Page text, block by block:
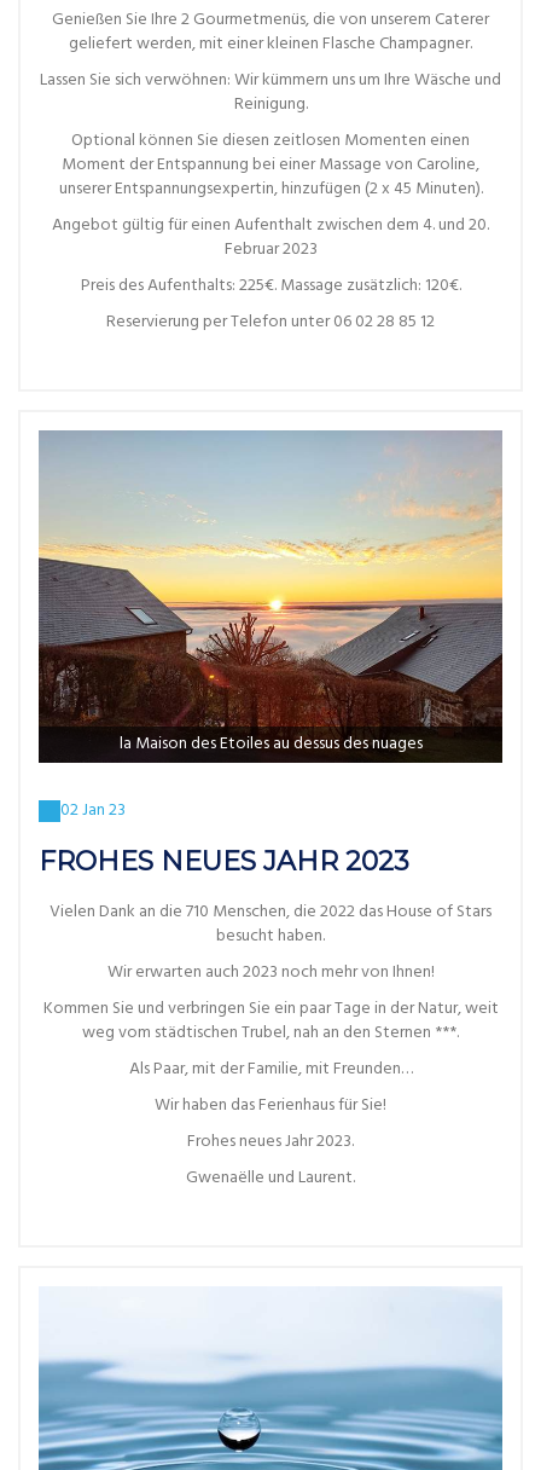
Genießen Sie Ihre 2 Gourmetmenüs, die von unserem Caterer
geliefert werden, mit einer kleinen Flasche Champagner.
Lassen Sie sich verwöhnen: Wir kümmern uns um Ihre Wäsche und
Reinigung.
Optional können Sie diesen zeitlosen Momenten einen
Moment der Entspannung bei einer Massage von Caroline,
unserer Entspannungsexpertin, hinzufügen (2 x 45 Minuten).
Angebot gültig für einen Aufenthalt zwischen dem 4. und 20.
Februar 2023
Preis des Aufenthalts: 225€. Massage zusätzlich: 120€.
Reservierung per Telefon unter 06 02 28 85 12
la Maison des Etoiles au dessus des nuages
02 Jan 23
FROHES NEUES JAHR 2023
Vielen Dank an die 710 Menschen, die 2022 das House of Stars
besucht haben.
Wir erwarten auch 2023 noch mehr von Ihnen!
Kommen Sie und verbringen Sie ein paar Tage in der Natur, weit
weg vom städtischen Trubel, nah an den Sternen ***.
Als Paar, mit der Familie, mit Freunden…
Wir haben das Ferienhaus für Sie!
Frohes neues Jahr 2023.
Gwenaëlle und Laurent.